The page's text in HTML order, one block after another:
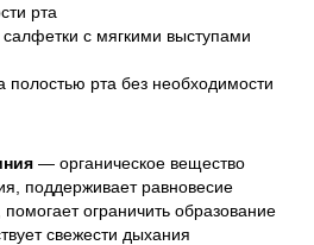
рта
с мягкими выступами
рта без необходимости
— органическое вещество
поддерживает равновесие
ограничить образование
свежести дыхания